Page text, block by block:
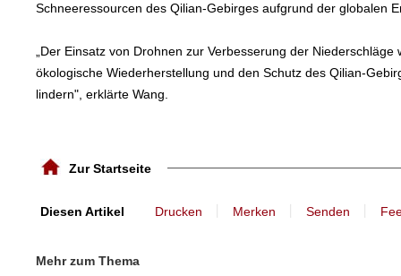
Schneeressourcen des Qilian-Gebirges aufgrund der globalen
„Der Einsatz von Drohnen zur Verbesserung der
ökologische Wiederherstellung und den Schutz des Qilian-
lindern", erklärte Wang.
Zur Startseite
Diesen Artikel Drucken Merken Senden
Mehr zum Thema